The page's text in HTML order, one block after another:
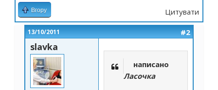
Вгору Цитувати
13/10/2011 #2
slavka
написано
Ласочка